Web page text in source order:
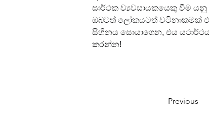
සාර්ථක ව්‍යවසායකයෙකු වීම
ඔබටත් ලෝකයටත් වටිනාකමක්
සිහිනය සොයාගෙන, එය
කරන්න!
Previous